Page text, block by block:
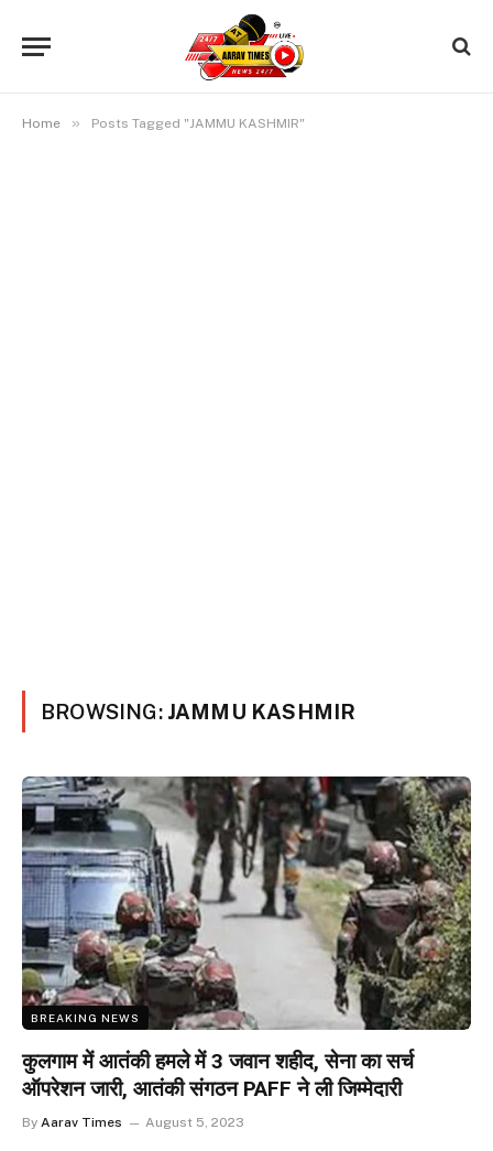
Home » Posts Tagged "JAMMU KASHMIR"
BROWSING: JAMMU KASHMIR
BREAKING NEWS
कुलगाम में आतंकी हमले में 3 जवान शहीद, सेना का सर्च
ऑपरेशन जारी, आतंकी संगठन PAFF ने ली जिम्मेदारी
By Aarav Times August 5, 2023